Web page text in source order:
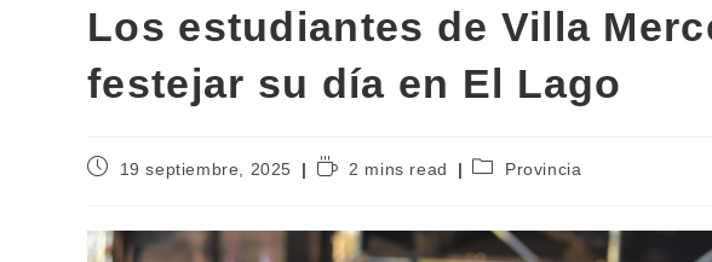
Los estudiantes de Villa
festejar su día en El Lago
19 septiembre, 2025 2 mins read Provincia